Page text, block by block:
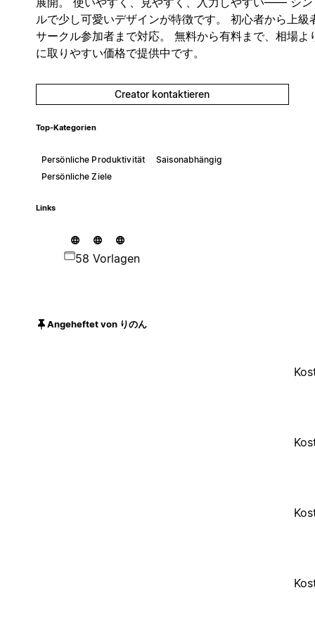
ルで少し可愛いデザインが特徴です。 初心者から上級
サークル参加者まで対応。 無料から有料まで、相場よ
に取りやすい価格で提供中です。
Creator kontaktieren
Top-Kategorien
Persönliche Produktivität
Saisonabhängig
Persönliche Ziele
Links
58 Vorlagen
Angeheftet von りのん